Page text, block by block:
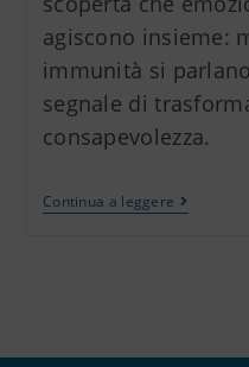
agiscono insieme:
immunità si
segnale di
consapevolezza.
Continua a leggere